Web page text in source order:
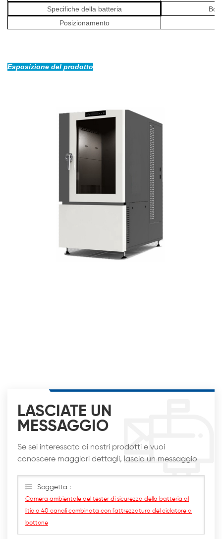
Specifiche della batteria
Posizionamento
Esposizione del prodotto
LASCIATE UN
MESSAGGIO
Se sei interessato ai nostri prodotti e vuoi
conoscere maggiori dettagli, lascia un messaggio
Soggetta :
Camera ambientale del tester di sicurezza della batteria al
litio a 40 canali combinata con l'attrezzatura del ciclatore a
bottone